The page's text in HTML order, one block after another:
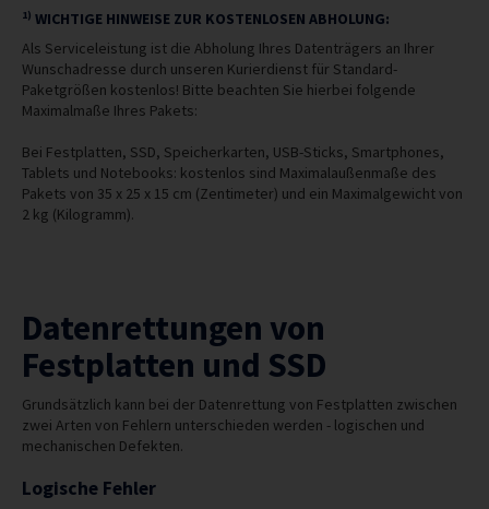
1) WICHTIGE HINWEISE ZUR KOSTENLOSEN ABHOLUNG:
Als Serviceleistung ist die Abholung Ihres Datenträgers an Ihrer
Wunschadresse durch unseren Kurierdienst für Standard-
Paketgrößen kostenlos! Bitte beachten Sie hierbei folgende
Maximalmaße Ihres Pakets:
Bei Festplatten, SSD, Speicherkarten, USB-Sticks, Smartphones,
Tablets und Notebooks: kostenlos sind Maximalaußenmaße des
Pakets von 35 x 25 x 15 cm (Zentimeter) und ein Maximalgewicht von
2 kg (Kilogramm).
Datenrettungen von
Festplatten und SSD
Grundsätzlich kann bei der Datenrettung von Festplatten zwischen
zwei Arten von Fehlern unterschieden werden - logischen und
mechanischen Defekten.
Logische Fehler